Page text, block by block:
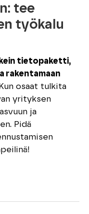
tee
työkalu
tietopaketti,
rakentamaan
Kun osaat tulkita
yrityksen
ja
Pidä